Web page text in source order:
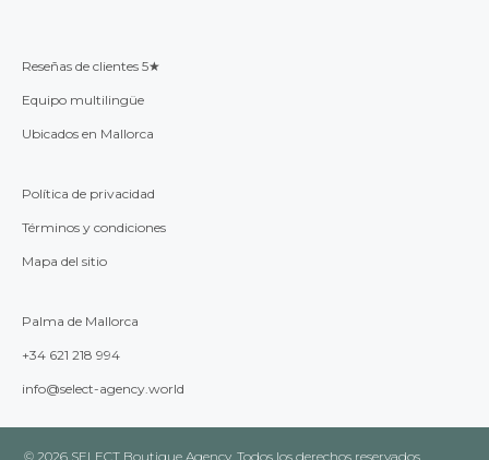
Reseñas de clientes 5★
Equipo multilingüe
Ubicados en Mallorca
Política de privacidad
Términos y condiciones
Mapa del sitio
Palma de Mallorca
+34 621 218 994
info@select-agency.world
© 2026 SELECT Boutique Agency. Todos los derechos reservados.